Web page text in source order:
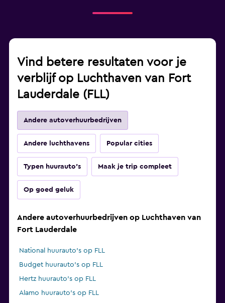
Vind betere resultaten voor je
verblijf op Luchthaven van Fort
Lauderdale (FLL)
Andere autoverhuurbedrijven
Andere luchthavens Popular cities
Typen huurauto's Maak je trip compleet
Op goed geluk
Andere autoverhuurbedrijven op Luchthaven van
Fort Lauderdale
National huurauto's op FLL
Budget huurauto's op FLL
Hertz huurauto's op FLL
Alamo huurauto's op FLL